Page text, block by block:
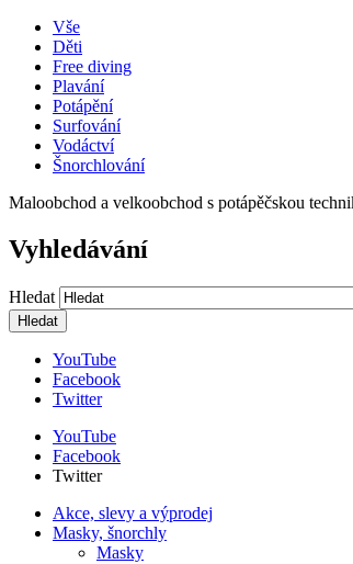
Vše
Děti
Free diving
Plavání
Potápění
Surfování
Vodáctví
Šnorchlování
Maloobchod a velkoobchod s potápěčskou
Vyhledávání
Hledat
YouTube
Facebook
Twitter
YouTube
Facebook
Twitter
Akce, slevy a výprodej
Masky, šnorchly
Masky